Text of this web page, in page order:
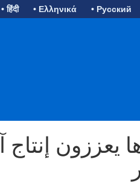
• हिंदी • Ελληνικά • Русский
يعززون